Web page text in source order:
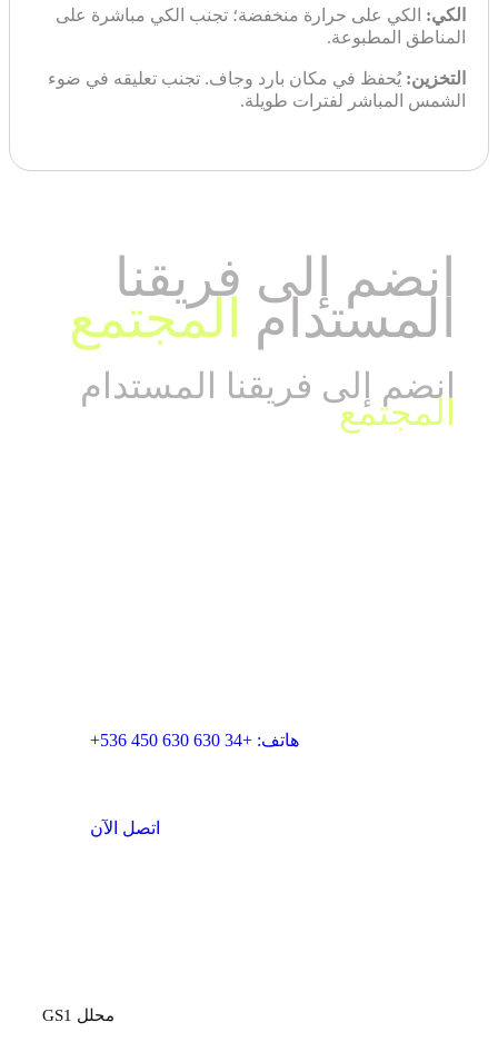
الكي: الكي على حرارة منخفضة؛ تجنب الكي مباشرة على
المناطق المطبوعة.
التخزين: يُحفظ في مكان بارد وجاف. تجنب تعليقه في ضوء
الشمس المباشر لفترات طويلة.
انضم إلى فريقنا
المستدام المجتمع
انضم إلى فريقنا المستدام
المجتمع
هاتف: +34 630 630 450 536+
اتصل الآن
محلل GS1